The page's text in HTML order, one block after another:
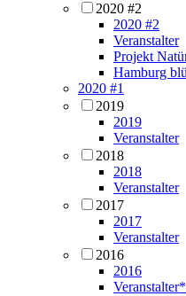
2020 #2
2020 #2
Veranstalter
Projekt
Hamburg
2020 #1
2019
2019
Veranstalter
2018
2018
Veranstalter
2017
2017
Veranstalter
2016
2016